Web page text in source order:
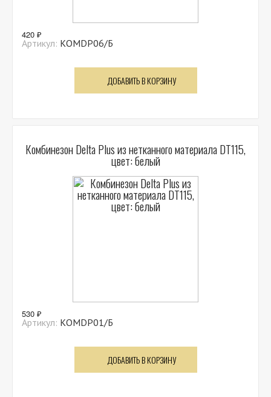
420 ₽
Артикул: КОМDP06/Б
ДОБАВИТЬ В КОРЗИНУ
Комбинезон Delta Plus из нетканного материала DT115,
цвет: белый
530 ₽
Артикул: КОМDP01/Б
ДОБАВИТЬ В КОРЗИНУ